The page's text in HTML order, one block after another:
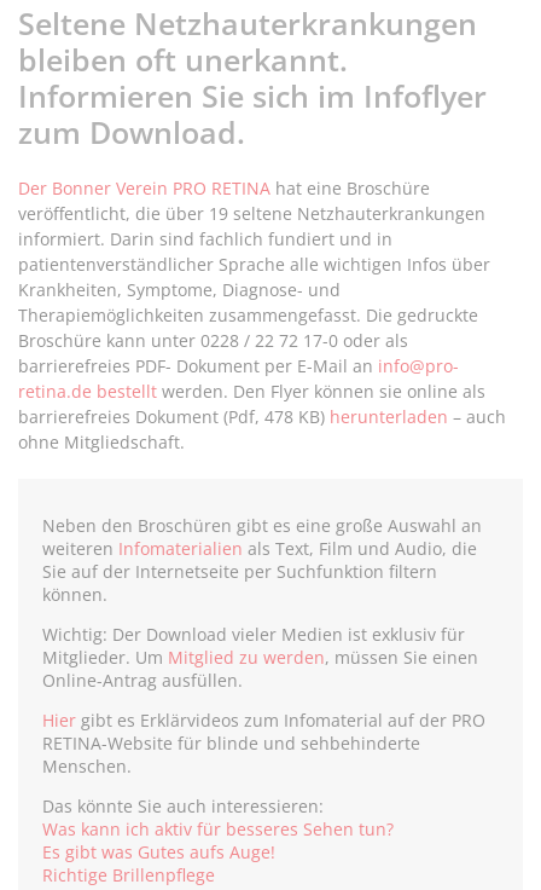
Seltene Netzhauterkrankungen
bleiben oft unerkannt.
Informieren Sie sich im Infoflyer
zum Download.
Der Bonner Verein PRO RETINA hat eine Broschüre
veröffentlicht, die über 19 seltene Netzhauterkrankungen
informiert. Darin sind fachlich fundiert und in
patientenverständlicher Sprache alle wichtigen Infos über
Krankheiten, Symptome, Diagnose- und
Therapiemöglichkeiten zusammengefasst. Die gedruckte
Broschüre kann unter 0228 / 22 72 17-0 oder als
barrierefreies PDF- Dokument per E-Mail an info@pro-
retina.de bestellt werden. Den Flyer können sie online als
barrierefreies Dokument (Pdf, 478 KB) herunterladen – auch
ohne Mitgliedschaft.
Neben den Broschüren gibt es eine große Auswahl an
weiteren Infomaterialien als Text, Film und Audio, die
Sie auf der Internetseite per Suchfunktion filtern
können.
Wichtig: Der Download vieler Medien ist exklusiv für
Mitglieder. Um Mitglied zu werden, müssen Sie einen
Online-Antrag ausfüllen.
Hier gibt es Erklärvideos zum Infomaterial auf der PRO
RETINA-Website für blinde und sehbehinderte
Menschen.
Das könnte Sie auch interessieren:
Was kann ich aktiv für besseres Sehen tun?
Es gibt was Gutes aufs Auge!
Richtige Brillenpflege